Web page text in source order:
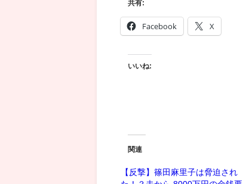
共有:
Facebook X
いいね:
関連
【反撃】篠田麻里子は脅迫され